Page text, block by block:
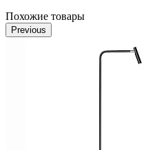
Похожие товары
Previous